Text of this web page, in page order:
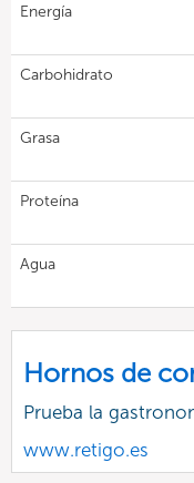
Energía
Carbohidrato
Grasa
Proteína
Agua
Hornos de
Prueba la
www.retigo.es